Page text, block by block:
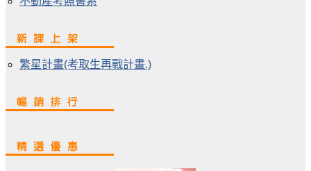
繁星計畫(考取生再戰計畫.)